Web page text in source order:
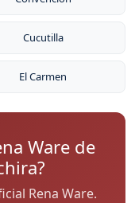
Cucutilla
El Carmen
Ware de
Rena Ware.